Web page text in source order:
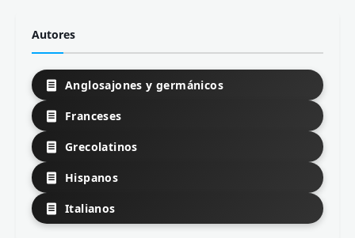
Autores
Anglosajones y germánicos
Franceses
Grecolatinos
Hispanos
Italianos